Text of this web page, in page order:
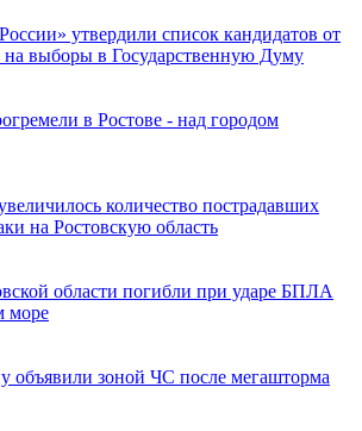
утвердили список кандидатов от
на выборы в Государственную Думу
в Ростове - над городом
количество пострадавших
на Ростовскую область
области погибли при ударе БПЛА
море
объявили зоной ЧС после мегашторма